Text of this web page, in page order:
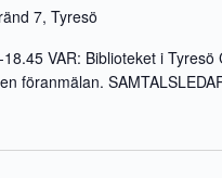
7, Tyresö
VAR: Biblioteket i
föranmälan.